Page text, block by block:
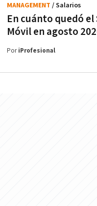
En cuánto quedó
Móvil en agosto
MANAGEMENT / Salarios
PoriProfesional